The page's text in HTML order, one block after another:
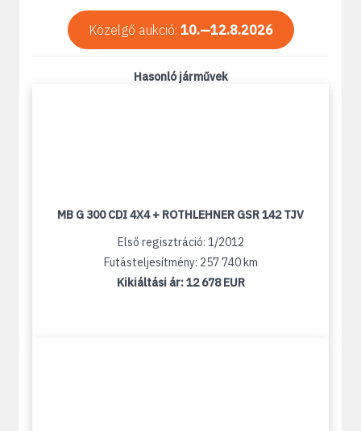
Közelgő aukció: 10.—12.8.2026
Hasonló járművek
MB G 300 CDI 4X4 + ROTHLEHNER GSR 142 TJV
Első regisztráció: 1/2012
Futásteljesítmény: 257 740 km
Kikiáltási ár:12 678 EUR